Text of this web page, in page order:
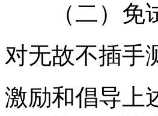
（二）免
对无故不插手
激励和倡导上